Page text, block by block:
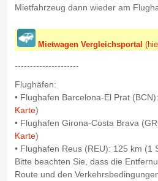
Mietfahrzeug dann wieder am
Mietwagen Vergleichsportal
---------------------
Flughäfen:
• Flughafen Barcelona-El Prat
Karte)
• Flughafen Girona-Costa Brava
Karte)
• Flughafen Reus (REU): 125 km (1
Bitte beachten Sie, dass die
Route und den